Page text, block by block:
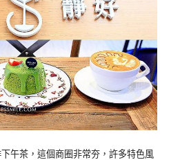
午茶，這個商圈非常夯，許多特色風